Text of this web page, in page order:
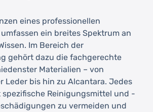
eines professionellen
ein breites Spektrum an
Im Bereich der
gehört dazu die fachgerechte
Materialien – von
Leder bis hin zu Alcantara. Jedes
Reinigungsmittel und -
zu vermeiden und